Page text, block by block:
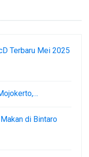
Terbaru Mei 2025
di Bintaro